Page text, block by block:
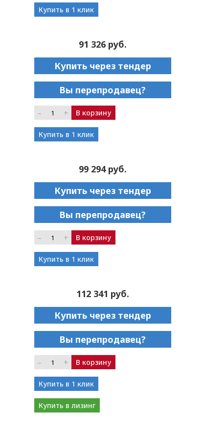
Купить в 1 клик
91 326 руб.
Купить через тендер
Вы перепродавец?
– + В корзину
Купить в 1 клик
99 294 руб.
Купить через тендер
Вы перепродавец?
– + В корзину
Купить в 1 клик
112 341 руб.
Купить через тендер
Вы перепродавец?
– + В корзину
Купить в 1 клик
Купить в лизинг